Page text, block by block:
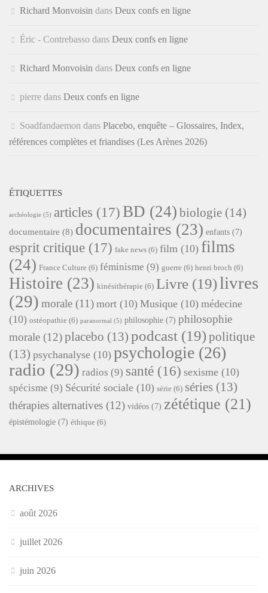
Richard Monvoisin dans Deux confs en ligne
Éric - Contrebasso dans Deux confs en ligne
Richard Monvoisin dans Deux confs en ligne
pierre dans Deux confs en ligne
Soadfandaemon dans Placebo, enquête – Glossaires, Index,
références complètes et friandises (Les Arènes 2026)
ÉTIQUETTES
archéologie (5) articles (17) BD (24) biologie (14)
documentaire (8) documentaires (23) enfants (7)
esprit critique (17) fake news (6) film (10) films
(24) France Culture (6) féminisme (9) guerre (6) henri broch (6)
Histoire (23) kinésithérapie (6) Livre (19)livres
(29) morale (11) mort (10) Musique (10) médecine
(10) ostéopathie (6) paranormal (5) philosophie (7) philosophie
morale (12)placebo (13) podcast (19)politique
(13) psychanalyse (10) psychologie (26)
radio (29) radios (9) santé (16) sexisme (10)
spécisme (9) Sécurité sociale (10) série (6) séries (13)
thérapies alternatives (12) vidéos (7) zététique (21)
épistémologie (7) éthique (6)
ARCHIVES
août 2026
juillet 2026
juin 2026